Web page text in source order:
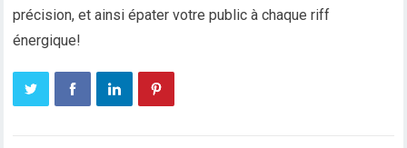
précision, et ainsi épater votre public à chaque riff
énergique!